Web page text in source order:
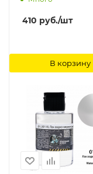
410 руб./шт
В корзину